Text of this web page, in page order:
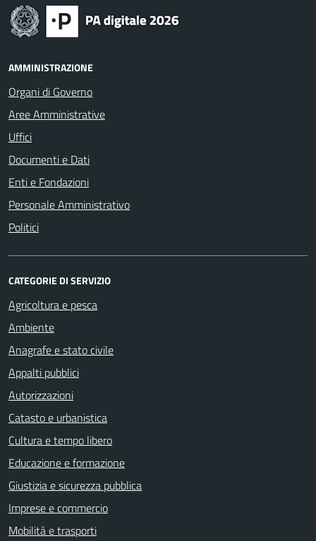
AMMINISTRAZIONE
Organi di Governo
Aree Amministrative
Uffici
Documenti e Dati
Enti e Fondazioni
Personale Amministrativo
Politici
CATEGORIE DI SERVIZIO
Agricoltura e pesca
Ambiente
Anagrafe e stato civile
Appalti pubblici
Autorizzazioni
Catasto e urbanistica
Cultura e tempo libero
Educazione e formazione
Giustizia e sicurezza pubblica
Imprese e commercio
Mobilità e trasporti